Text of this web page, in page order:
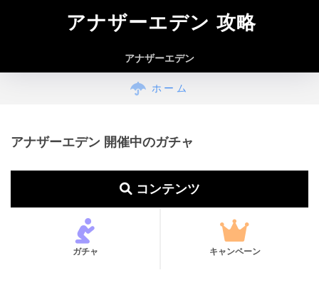
アナザーエデン 攻略
アナザーエデン
ホーム
アナザーエデン 開催中のガチャ
コンテンツ
ガチャ キャンペーン